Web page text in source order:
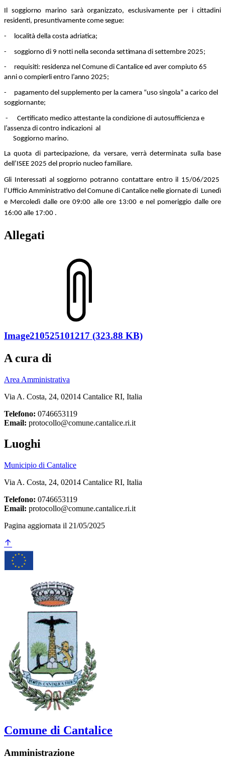
Il soggiorno marino saràorganizzato, esclusivamenteper i cittadini
residenti, presuntivamente come segue:
- l ocalità dellacosta adriatica;
- soggiorno di 9 notti nel aseconda settimana di settem bre2025;
- requisiti: residenza nel Comunedi Cantalice ed aver compiuto 65
anni o compierli entro l’anno2025;
- pagamento del supplemento per la camera “uso singo la” a carico del
soggiornante;
- Certificato medico attestante la condizione di autosufficienza e
l’assenza di contro indicazioni al
Soggiorno marino.
La quota di partecipazione, da versare, verrà determinata sulla base
dell’ISEE 2025 del proprio nucleo familiare.
Gli Interessati al soggiorno potranno contattare entro il 15/06/2025
l’Ufficio Amministrativo del Comune di Cantalice nelle giornate di Lunedì
e Mercoledì dalle ore 09:00 alle ore 13:00 e nel pomeriggio dalle ore
16:00 alle 17:00 .
Allegati
Image210525101217 (323.88 KB)
A cura di
Area Amministrativa
Via A. Costa, 24, 02014 Cantalice RI, Italia
Telefono: 0746653119
Email: protocollo@comune.cantalice.ri.it
Luoghi
Municipio di Cantalice
Via A. Costa, 24, 02014 Cantalice RI, Italia
Telefono: 0746653119
Email: protocollo@comune.cantalice.ri.it
Pagina aggiornata il 21/05/2025
Comune di Cantalice
Amministrazione